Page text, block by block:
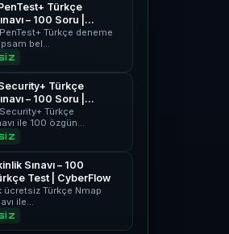
Türkçe
– 100 Soru |
Türkçe deneme
bel…
Türkçe
– 100 Soru |
Türkçe
ile 100 özgün…
Sınavı – 100
Test | CyberFlow
ücretsiz Türkçe Nmap
ile…